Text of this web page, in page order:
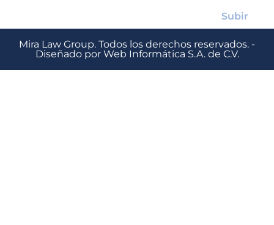
Subir
Mira Law Group. Todos los derechos reservados. -
Diseñado por Web Informática S.A. de C.V.